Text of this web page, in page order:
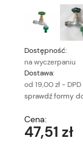
Dostępność:
na wyczerpaniu
Dostawa:
od 19,00 zł- DPD
Cena nie
sprawdź formy
Cena:
47,51 zł